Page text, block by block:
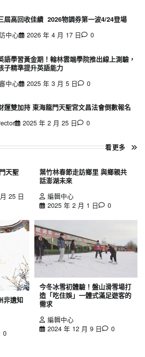
屆高回收佳績 2026物調券第一波4/24登場
中心
2026 年 4 月 17 日 0
語學習黃金期！翰林雲端學院推出線上測驗，
子精準提升英語能力
中心
2025 年 3 月 5 日 0
運雙加持 東海龍門天聖宮文昌法會倒數報名
2025 年 2 月 25 日 0
看更多
天聖
25 日
葉竹林春節走訪鄉里 與鄉親共
話澎湖未來
編輯中心
2025 年 2 月 1 日
0
非遺知
0
今冬冰雪初體驗！盤山滑雪場打
造「吃住娛」一體式滿足遊客的
需求
編輯中心
2024 年 12 月 9 日
0